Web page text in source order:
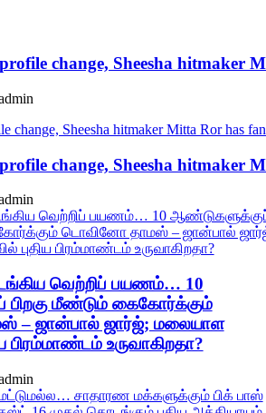
change, Sheesha hitmaker
change, Sheesha hitmaker
வெற்றிப் பயணம்… 10
பிறகு மீண்டும் கைகோர்க்கும்
– ஜான்பால் ஜார்ஜ்; மலையாள
பிரம்மாண்டம் உருவாகிறதா?